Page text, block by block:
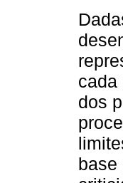
cada
dos
base